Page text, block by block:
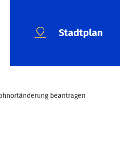
Stadtplan
beantragen